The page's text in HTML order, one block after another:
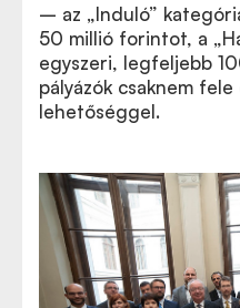
– az „Induló”
50 millió forintot, a
egyszeri, legfeljebb
pályázók csaknem
lehetőséggel.